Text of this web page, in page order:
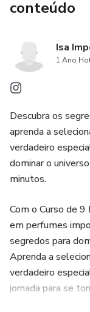
conteúdo
Isa
1 Ano
Descubra os
aprenda a
verdadeiro
dominar o
minutos.
Com o Curso de
em perfumes
segredos para
Aprenda a
verdadeiro
jornada para se